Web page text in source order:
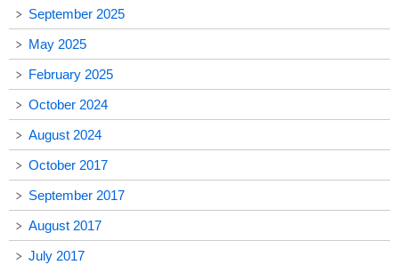
September 2025
May 2025
February 2025
October 2024
August 2024
October 2017
September 2017
August 2017
July 2017